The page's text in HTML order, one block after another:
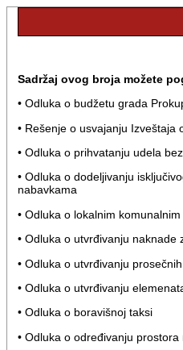
Sadržaj ovog broja možete
• Odluka o budžetu grada
• Rešenje o usvajanju
• Odluka o prihvatanju udela
• Odluka o dodeljivanju
nabavkama
• Odluka o lokalnim
• Odluka o utvrđivanju naknade
• Odluka o utvrđivanju
• Odluka o utvrđivanju
• Odluka o boravišnoj taksi
• Odluka o određivanju